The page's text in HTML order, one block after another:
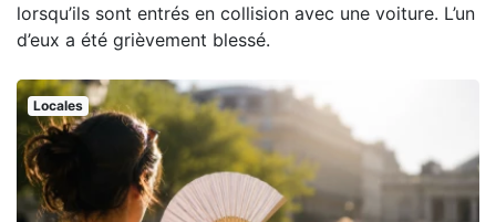
lorsqu’ils sont entrés en collision avec une voiture. L’un
d’eux a été grièvement blessé.
Locales